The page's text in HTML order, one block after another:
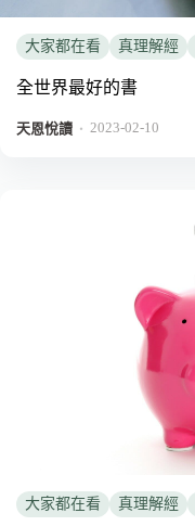
大家都在看 真理解經
全世界最好的書
天恩悅讀 ． 2023-02-10
大家都在看 真理解經